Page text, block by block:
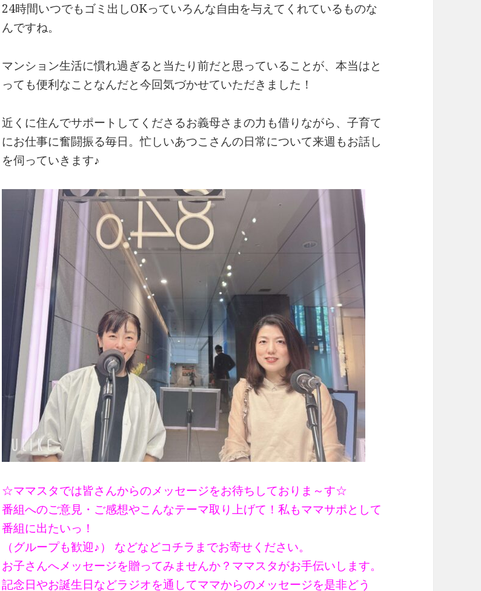
24時間いつでもゴミ出しOKっていろんな自由を与えてくれているものな
んですね。
マンション生活に慣れ過ぎると当たり前だと思っていることが、本当はと
っても便利なことなんだと今回気づかせていただきました！
近くに住んでサポートしてくださるお義母さまの力も借りながら、子育て
にお仕事に奮闘振る毎日。忙しいあつこさんの日常について来週もお話し
を伺っていきます♪
☆ママスタでは皆さんからのメッセージをお待ちしておりま～す☆
番組へのご意見・ご感想やこんなテーマ取り上げて！私もママサポとして
番組に出たいっ！
（グループも歓迎♪） などなどコチラまでお寄せください。
お子さんへメッセージを贈ってみませんか？ママスタがお手伝いします。
記念日やお誕生日などラジオを通してママからのメッセージを是非どう